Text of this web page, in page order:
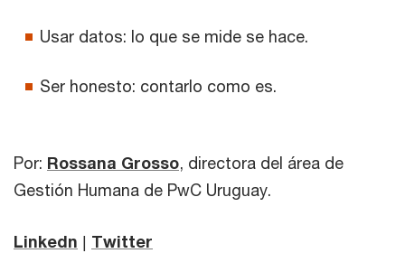
Usar datos: lo que se mide se hace.
Ser honesto: contarlo como es.
Por: Rossana Grosso, directora del área de
Gestión Humana de PwC Uruguay.
Linkedn | Twitter